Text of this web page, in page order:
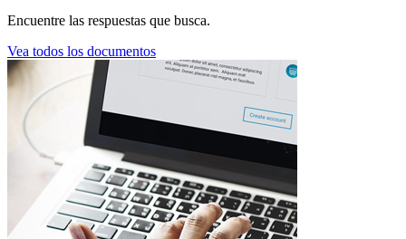
Encuentre las respuestas que busca.
Vea todos los documentos